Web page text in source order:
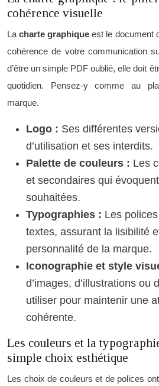
cohérence visuelle
Lacharte graphique est le document
cohérence de votre communication
d’être un simple PDF oublié, elle doit
quotidien. Pensez-y comme au
marque.
Logo : Ses différentes
d’utilisation et ses interdits.
Palette de couleurs : Les
et secondaires qui
souhaitées.
Typographies : Les
textes, assurant la lisibilité
personnalité de la marque.
Iconographie et style
d’images, d’illustrations ou
utiliser pour maintenir une
cohérente.
Les couleurs et la
simple choix esthétique
Les choix de couleurs et de polices